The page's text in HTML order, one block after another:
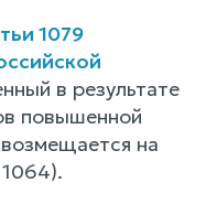
1079
в результате
повышенной
на